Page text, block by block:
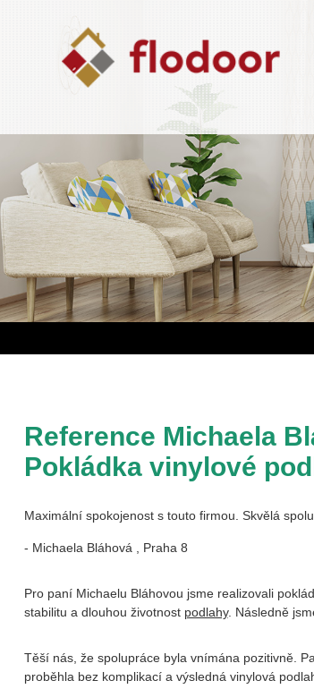
Reference Michaela
Pokládka vinylové
Maximální spokojenost s touto firmou. Skvělá
- Michaela Bláhová , Praha 8
Pro paní Michaelu Bláhovou jsme realizovali
stabilitu a dlouhou životnost podlahy. Následně
Těší nás, že spolupráce byla vnímána pozitivně.
proběhla bez komplikací a výsledná vinylová